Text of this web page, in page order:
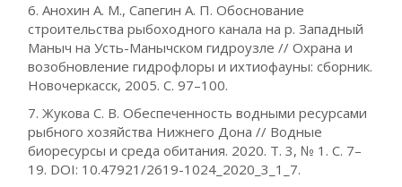
6. Анохин А. М., Сапегин А. П. Обоснование
строительства рыбоходного канала на р. Западный
Маныч на Усть-Манычском гидроузле // Охрана и
возобновление гидрофлоры и ихтиофауны: сборник.
Новочеркасск, 2005. С. 97–100.
7. Жукова С. В. Обеспеченность водными ресурсами
рыбного хозяйства Нижнего Дона // Водные
биоресурсы и среда обитания. 2020. Т. 3, № 1. С. 7–
19. DOI: 10.47921/2619-1024_2020_3_1_7.